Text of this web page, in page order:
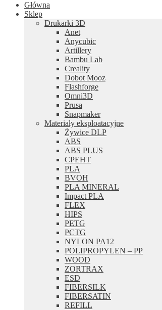
Główna
Sklep
Drukarki 3D
Anet
Anycubic
Artillery
Bambu Lab
Creality
Dobot Mooz
Flashforge
Omni3D
Prusa
Snapmaker
Materiały eksploatacyjne
Żywice DLP
ABS
ABS PLUS
CPEHT
PLA
BVOH
PLA MINERAL
Impact PLA
FLEX
HIPS
PETG
PCTG
NYLON PA12
POLIPROPYLEN – PP
WOOD
ZORTRAX
ESD
FIBERSILK
FIBERSATIN
REFILL